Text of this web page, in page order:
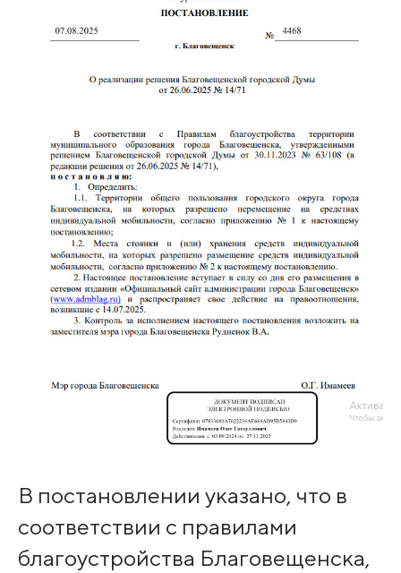
В постановлении указано, что в
соответствии с правилами
благоустройства Благовещенска,